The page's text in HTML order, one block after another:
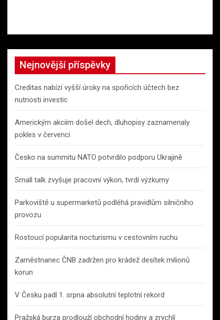
Nejnovější příspěvky
Creditas nabízí vyšší úroky na spořicích účtech bez
nutnosti investic
Americkým akciím došel dech, dluhopisy zaznamenaly
pokles v červenci
Česko na summitu NATO potvrdilo podporu Ukrajině
Small talk zvyšuje pracovní výkon, tvrdí výzkumy
Parkoviště u supermarketů podléhá pravidlům silničního
provozu
Rostoucí popularita nocturismu v cestovním ruchu
Zaměstnanec ČNB zadržen pro krádež desítek milionů
korun
V Česku padl 1. srpna absolutní teplotní rekord
Pražská burza prodlouží obchodní hodiny a zrychlí